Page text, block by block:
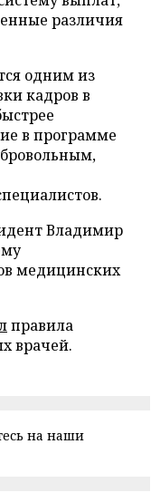
различия
одним из
кадров в
в программе
Владимир
медицинских
правила
врачей.
на наши